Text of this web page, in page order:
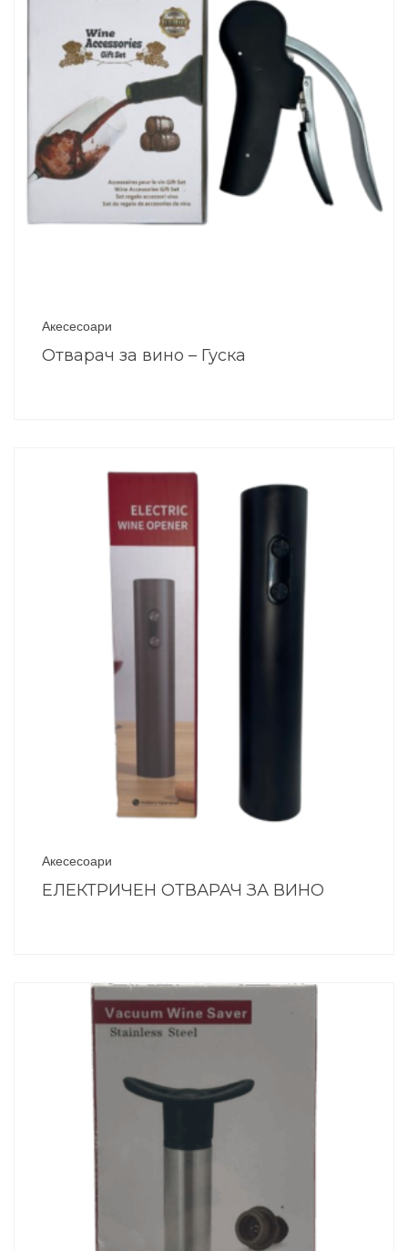
Акесесоари
Отварач за вино – Гуска
Акесесоари
ЕЛЕКТРИЧЕН ОТВАРАЧ ЗА ВИНО